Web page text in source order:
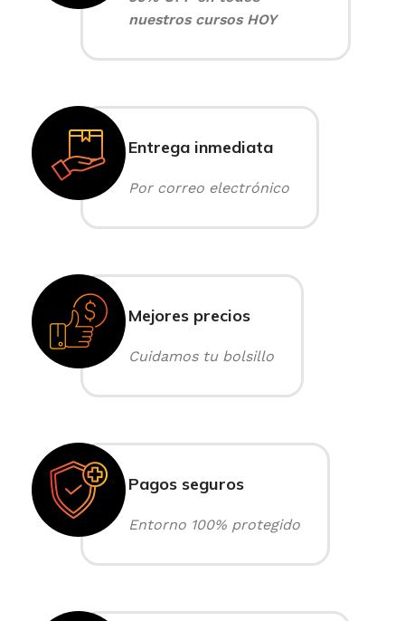
nuestros cursos HOY
Entrega inmediata
Por correo electrónico
Mejores precios
Cuidamos tu bolsillo
Pagos seguros
Entorno 100% protegido